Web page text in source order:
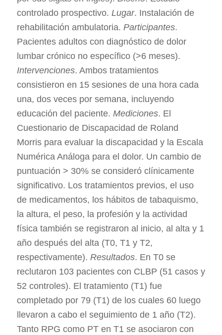
controlado prospectivo. Lugar. Instalación de
rehabilitación ambulatoria. Participantes.
Pacientes adultos con diagnóstico de dolor
lumbar crónico no específico (>6 meses).
Intervenciones. Ambos tratamientos
consistieron en 15 sesiones de una hora cada
una, dos veces por semana, incluyendo
educación del paciente. Mediciones. El
Cuestionario de Discapacidad de Roland
Morris para evaluar la discapacidad y la Escala
Numérica Análoga para el dolor. Un cambio de
puntuación > 30% se consideró clínicamente
significativo. Los tratamientos previos, el uso
de medicamentos, los hábitos de tabaquismo,
la altura, el peso, la profesión y la actividad
física también se registraron al inicio, al alta y 1
año después del alta (T0, T1 y T2,
respectivamente). Resultados. En T0 se
reclutaron 103 pacientes con CLBP (51 casos y
52 controles). El tratamiento (T1) fue
completado por 79 (T1) de los cuales 60 luego
llevaron a cabo el seguimiento de 1 año (T2).
Tanto RPG como PT en T1 se asociaron con